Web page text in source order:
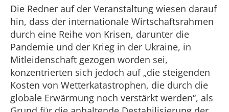
Die Redner auf der Veranstaltung wiesen darauf
hin, dass der internationale Wirtschaftsrahmen
durch eine Reihe von Krisen, darunter die
Pandemie und der Krieg in der Ukraine, in
Mitleidenschaft gezogen worden sei,
konzentrierten sich jedoch auf „die steigenden
Kosten von Wetterkatastrophen, die durch die
globale Erwärmung noch verstärkt werden“, als